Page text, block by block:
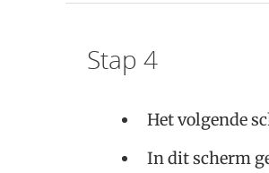
Stap 4
Het volgende
In dit scherm